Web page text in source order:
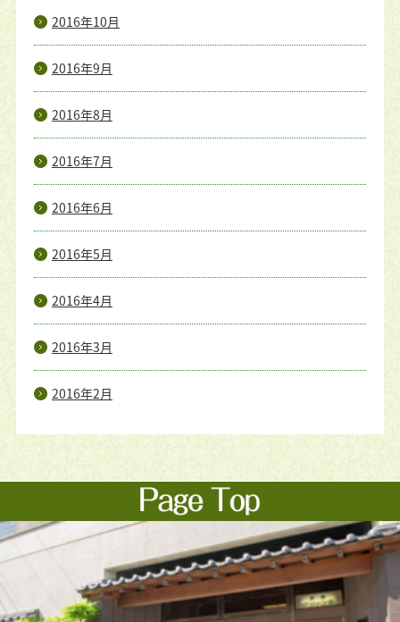
2016年10月
2016年9月
2016年8月
2016年7月
2016年6月
2016年5月
2016年4月
2016年3月
2016年2月